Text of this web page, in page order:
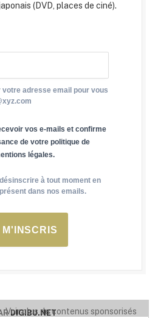
(DVD, places de ciné).
votre adresse email pour vous
vos e-mails et confirme
de votre politique de
légales.
à tout moment en
dans nos emails.
M'INSCRIS
DIGIBU.NET
Voir plus de contenus sponsorisés